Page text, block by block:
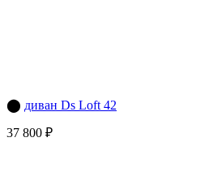
⬤ диван Ds Loft 42
37 800 ₽